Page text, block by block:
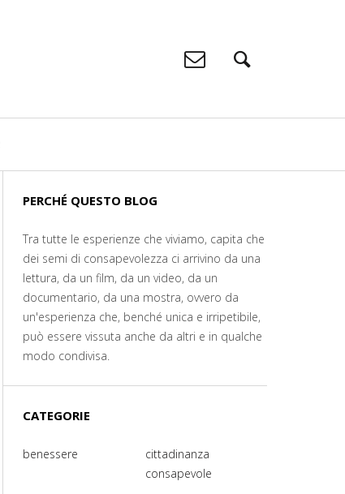
PERCHÉ QUESTO BLOG
Tra tutte le esperienze che viviamo, capita che
dei semi di consapevolezza ci arrivino da una
lettura, da un film, da un video, da un
documentario, da una mostra, ovvero da
un'esperienza che, benché unica e irripetibile,
può essere vissuta anche da altri e in qualche
modo condivisa.
CATEGORIE
benessere
cittadinanza
consapevole